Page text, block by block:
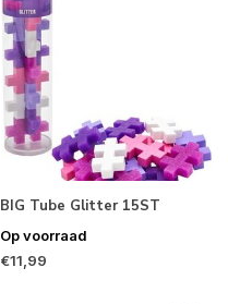
BIG Tube Glitter 15ST
Op voorraad
€11,99